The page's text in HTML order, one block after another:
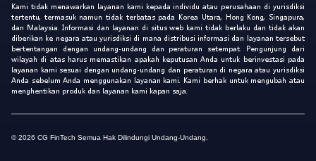
Kami tidak menawarkan layanan kami kepada individu atau perusahaan di yurisdiksi
tertentu, termasuk namun tidak terbatas pada Korea Utara, Hong Kong, Singapura,
dan Malaysia. Informasi dan layanan di situs web kami tidak berlaku dan tidak akan
diberikan ke negara atau yurisdiksi di mana distribusi informasi dan layanan tersebut
bertentangan dengan undang-undang dan peraturan setempat. Pengunjung dari
wilayah di atas harus memastikan apakah keputusan Anda untuk berinvestasi pada
layanan kami sesuai dengan undang-undang dan peraturan di negara atau yurisdiksi
Anda sebelum Anda menggunakan layanan kami. Kami berhak untuk mengubah atau
menghentikan produk dan layanan kami kapan saja.
© 2026 CG FinTech Semua Hak Dilindungi Undang-Undang.